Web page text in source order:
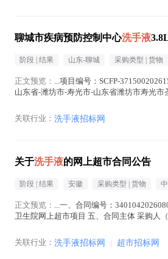
聊城市疾病预防控制中心洗手液
阶段 | 结果 山东-聊城 采购类型 | 货物
正文预览： ...项目编号：SCFP-
山东省-潍坊市-寿光市-山东省潍坊市寿光
关联行业： 洗手液招标网
关于洗手液的网上超市合同公告
阶段 | 结果 安徽 采购类型 | 货物
正文预览： ...一、合同编号：
卫生院网上超市项目 五、合同主体 采购人
关联行业： 洗手液招标网 | 超市招标网